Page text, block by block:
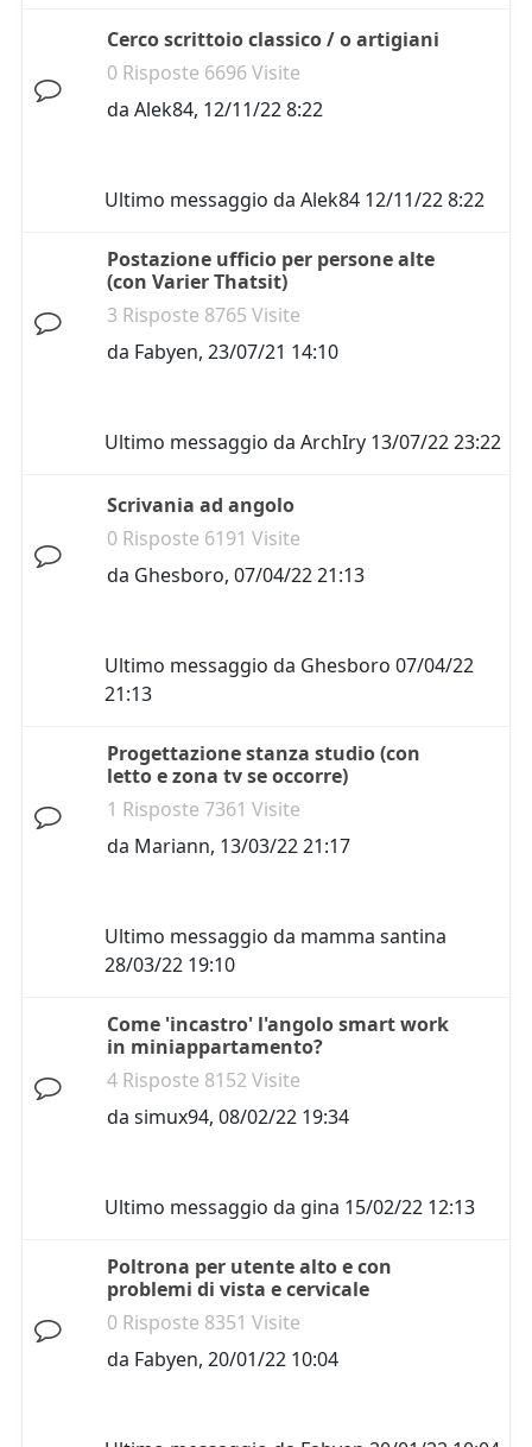
Cerco scrittoio classico / o artigiani
0 Risposte 6696 Visite
da Alek84, 12/11/22 8:22
Ultimo messaggio da Alek84 12/11/22 8:22
Postazione ufficio per persone alte
(con Varier Thatsit)
3 Risposte 8765 Visite
da Fabyen, 23/07/21 14:10
Ultimo messaggio da ArchIry 13/07/22 23:22
Scrivania ad angolo
0 Risposte 6191 Visite
da Ghesboro, 07/04/22 21:13
Ultimo messaggio da Ghesboro 07/04/22
21:13
Progettazione stanza studio (con
letto e zona tv se occorre)
1 Risposte 7361 Visite
da Mariann, 13/03/22 21:17
Ultimo messaggio da mamma santina
28/03/22 19:10
Come 'incastro' l'angolo smart work
in miniappartamento?
4 Risposte 8152 Visite
da simux94, 08/02/22 19:34
Ultimo messaggio da gina 15/02/22 12:13
Poltrona per utente alto e con
problemi di vista e cervicale
0 Risposte 8351 Visite
da Fabyen, 20/01/22 10:04